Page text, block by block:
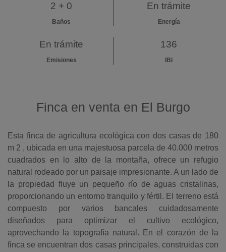
2 + 0
Baños
En trámite
Energía
En trámite
Emisiones
136
IBI
Finca en venta en El Burgo
Esta finca de agricultura ecológica con dos casas de 180
m 2 , ubicada en una majestuosa parcela de 40.000 metros
cuadrados en lo alto de la montaña, ofrece un refugio
natural rodeado por un paisaje impresionante. A un lado de
la propiedad fluye un pequeño río de aguas cristalinas,
proporcionando un entorno tranquilo y fértil. El terreno está
compuesto por varios bancales cuidadosamente
diseñados para optimizar el cultivo ecológico,
aprovechando la topografía natural. En el corazón de la
finca se encuentran dos casas principales, construidas con